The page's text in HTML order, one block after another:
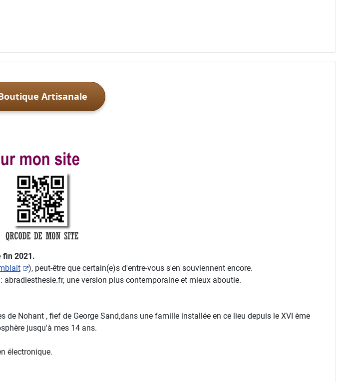
Artisanale
fin 2021.
), peut-être que certain(e)s d'entre-vous s'en souviennent encore.
une version plus contemporaine et mieux aboutie.
Nohant , fief de George Sand,dans une famille installée en ce lieu depuis le XVI ème
jusqu'à mes 14 ans.
électronique.